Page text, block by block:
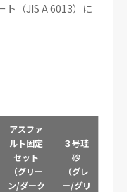
（JIS A 6013）に
アスファ
ルト固定
セット
（グリー
ン/ダーク
３号珪
砂
（グレ
ー/グリ